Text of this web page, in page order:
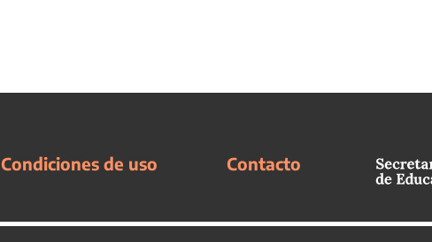
Condiciones de uso Contacto